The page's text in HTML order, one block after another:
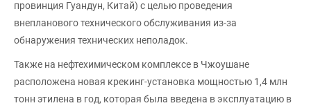
провинция Гуандун, Китай) с целью проведения
внепланового технического обслуживания из-за
обнаружения технических неполадок.
Также на нефтехимическом комплексе в Чжоушане
расположена новая крекинг-установка мощностью 1,4 млн
тонн этилена в год, которая была введена в эксплуатацию в